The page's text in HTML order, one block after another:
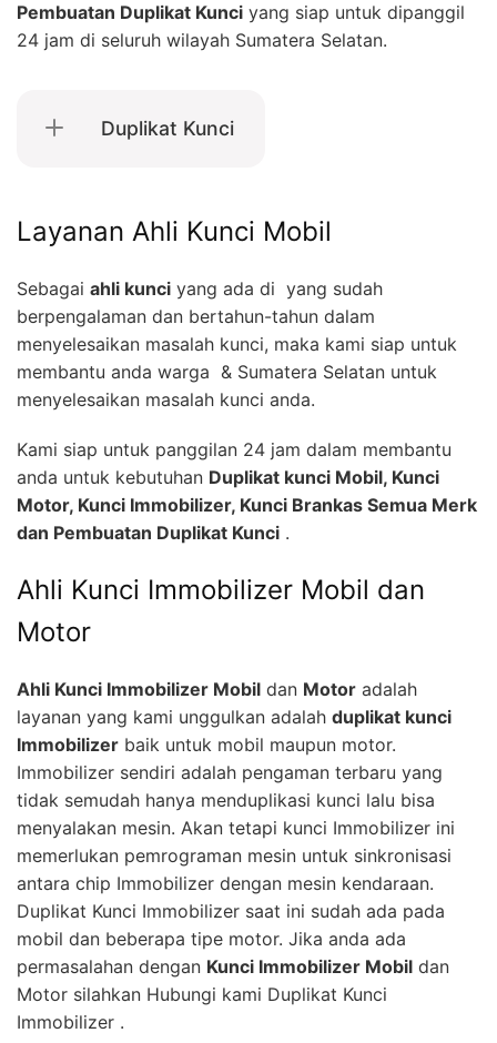
Pembuatan Duplikat Kunci yang siap untuk dipanggil
24 jam di seluruh wilayah Sumatera Selatan.
Duplikat Kunci
Layanan Ahli Kunci Mobil
Sebagai ahli kunci yang ada di yang sudah
berpengalaman dan bertahun-tahun dalam
menyelesaikan masalah kunci, maka kami siap untuk
membantu anda warga & Sumatera Selatan untuk
menyelesaikan masalah kunci anda.
Kami siap untuk panggilan 24 jam dalam membantu
anda untuk kebutuhan Duplikat kunci Mobil, Kunci
Motor, Kunci Immobilizer, Kunci Brankas Semua Merk
dan Pembuatan Duplikat Kunci .
Ahli Kunci Immobilizer Mobil dan
Motor
Ahli Kunci Immobilizer Mobil dan Motor adalah
layanan yang kami unggulkan adalah duplikat kunci
Immobilizer baik untuk mobil maupun motor.
Immobilizer sendiri adalah pengaman terbaru yang
tidak semudah hanya menduplikasi kunci lalu bisa
menyalakan mesin. Akan tetapi kunci Immobilizer ini
memerlukan pemrograman mesin untuk sinkronisasi
antara chip Immobilizer dengan mesin kendaraan.
Duplikat Kunci Immobilizer saat ini sudah ada pada
mobil dan beberapa tipe motor. Jika anda ada
permasalahan dengan Kunci Immobilizer Mobil dan
Motor silahkan Hubungi kami Duplikat Kunci
Immobilizer .